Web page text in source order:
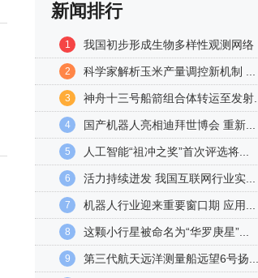
新闻排行
1 我国初步形成生物多样性观测网络
2 科学家解析玉米产量调控新机制 ...
3 神舟十三号船箭组合体转运至发射...
4 国产机器人亮相迪拜世博会 重新...
5 人工智能“祖冲之奖”首次评选将...
6 活力持续迸发 我国互联网行业实...
7 机器人行业迎来重要窗口期 应用...
8 这颗小行星被命名为“华罗庚星”...
9 第三代航天远洋测量船远望6号扬...